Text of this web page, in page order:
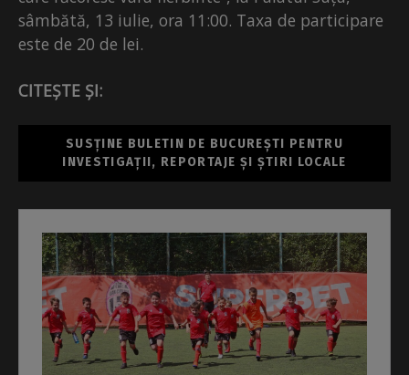
sâmbătă, 13 iulie, ora 11:00. Taxa de participare
este de 20 de lei.
CITEȘTE ȘI:
SUSȚINE BULETIN DE BUCUREȘTI PENTRU
INVESTIGAȚII, REPORTAJE ȘI ȘTIRI LOCALE